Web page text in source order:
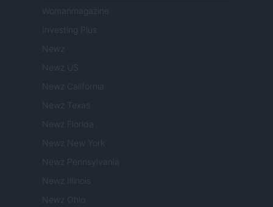
Womanmagazine
Investing Plus
Newz
Newz US
Newz California
Newz Texas
Newz Florida
Newz New York
Newz Pennsylvania
Newz Illinois
Newz Ohio